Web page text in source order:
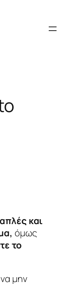
απλές και
όμως
το
μην